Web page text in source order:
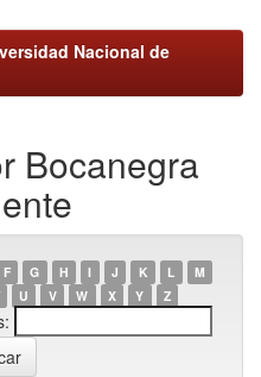
Nacional de
Bocanegra
F G H I J K L
M
U V W X Y Z